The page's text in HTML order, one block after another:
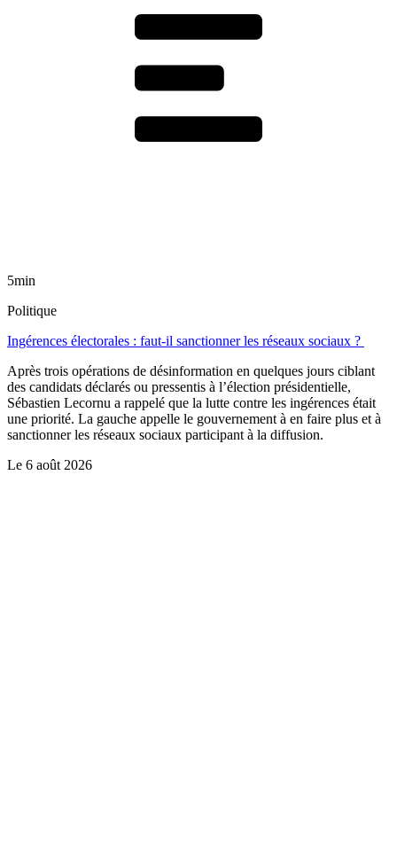
5min
Politique
Ingérences électorales : faut-il sanctionner les réseaux sociaux ?
Après trois opérations de désinformation en quelques jours ciblant
des candidats déclarés ou pressentis à l’élection présidentielle,
Sébastien Lecornu a rappelé que la lutte contre les ingérences était
une priorité. La gauche appelle le gouvernement à en faire plus et à
sanctionner les réseaux sociaux participant à la diffusion.
Le 6 août 2026